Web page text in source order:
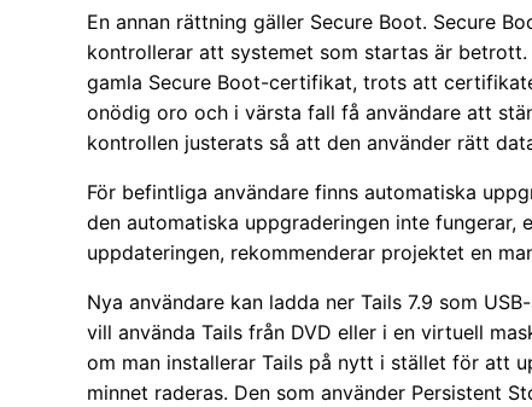
En annan rättning gäller Secure Boot. Secure
kontrollerar att systemet som startas är
gamla Secure Boot-certifikat, trots att
onödig oro och i värsta fall få användare att
kontrollen justerats så att den använder rätt
För befintliga användare finns automatiska
den automatiska uppgraderingen inte
uppdateringen, rekommenderar projektet en
Nya användare kan ladda ner Tails 7.9 som
vill använda Tails från DVD eller i en virtuell
om man installerar Tails på nytt i stället för att
minnet raderas. Den som använder Persistent